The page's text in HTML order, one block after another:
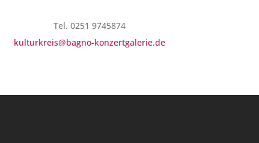
Tel. 0251 9745874
kulturkreis@bagno-konzertgalerie.de